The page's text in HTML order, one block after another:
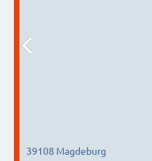
39108 Magdeburg